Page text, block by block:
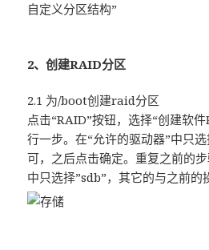
自定义分区结构”
2、创建RAID分区
2.1 为/boot创建raid分区
点击“RAID”按钮，选择“创建软
行一步。在“允许的驱动器”中只
可，之后点击确定。重复之前的
中只选择”sdb”，其它的与之前的